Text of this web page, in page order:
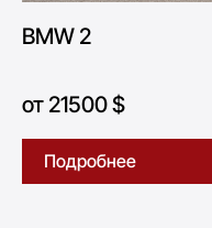
BMW 3 2019
от 27500 $
Подробнее